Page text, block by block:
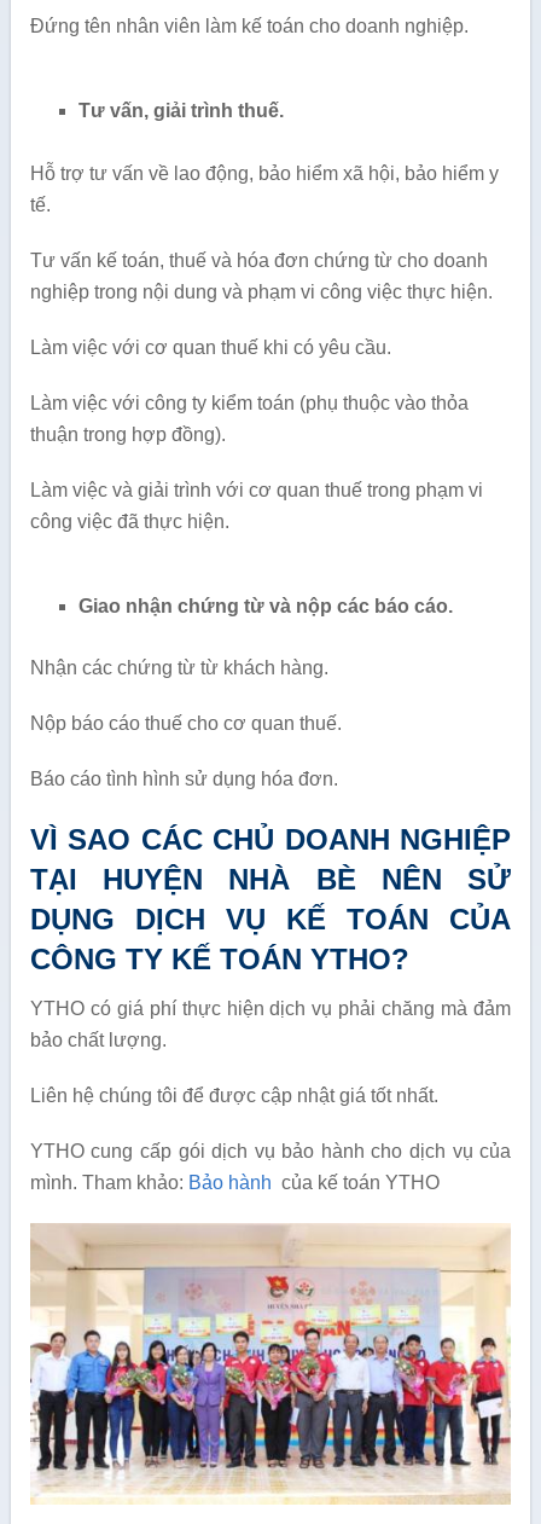
Đứng tên nhân viên làm kế toán cho doanh nghiệp.
Tư vấn, giải trình thuế.
Hỗ trợ tư vấn về lao động, bảo hiểm xã hội, bảo hiểm y
tế.
Tư vấn kế toán, thuế và hóa đơn chứng từ cho doanh
nghiệp trong nội dung và phạm vi công việc thực hiện.
Làm việc với cơ quan thuế khi có yêu cầu.
Làm việc với công ty kiểm toán (phụ thuộc vào thỏa
thuận trong hợp đồng).
Làm việc và giải trình với cơ quan thuế trong phạm vi
công việc đã thực hiện.
Giao nhận chứng từ và nộp các báo cáo.
Nhận các chứng từ từ khách hàng.
Nộp báo cáo thuế cho cơ quan thuế.
Báo cáo tình hình sử dụng hóa đơn.
VÌ SAO CÁC CHỦ DOANH NGHIỆP
TẠI HUYỆN NHÀ BÈ NÊN SỬ
DỤNG DỊCH VỤ KẾ TOÁN CỦA
CÔNG TY KẾ TOÁN YTHO?
YTHO có giá phí thực hiện dịch vụ phải chăng mà đảm
bảo chất lượng.
Liên hệ chúng tôi để được cập nhật giá tốt nhất.
YTHO cung cấp gói dịch vụ bảo hành cho dịch vụ của
mình. Tham khảo: Bảo hành của kế toán YTHO